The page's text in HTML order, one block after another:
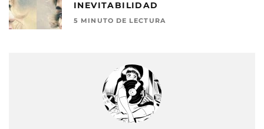
INEVITABILIDAD
5 MINUTO DE LECTURA